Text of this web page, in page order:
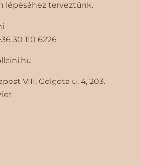
lépéséhez terveztünk.
30 110 6226
VIII, Golgota ​​u. 4, 203.